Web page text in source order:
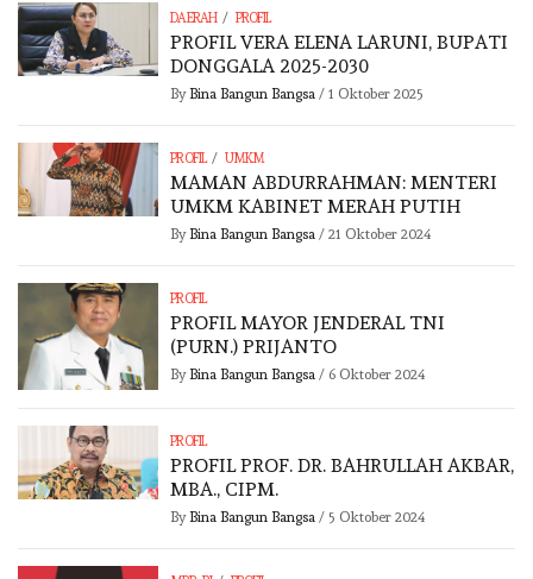
DAERAH / PROFIL
PROFIL VERA ELENA LARUNI, BUPATI
DONGGALA 2025-2030
By Bina Bangun Bangsa/ 1 Oktober 2025
PROFIL / UMKM
MAMAN ABDURRAHMAN: MENTERI
UMKM KABINET MERAH PUTIH
By Bina Bangun Bangsa/ 21 Oktober 2024
PROFIL
PROFIL MAYOR JENDERAL TNI
(PURN.) PRIJANTO
By Bina Bangun Bangsa/ 6 Oktober 2024
PROFIL
PROFIL PROF. DR. BAHRULLAH AKBAR,
MBA., CIPM.
By Bina Bangun Bangsa/ 5 Oktober 2024